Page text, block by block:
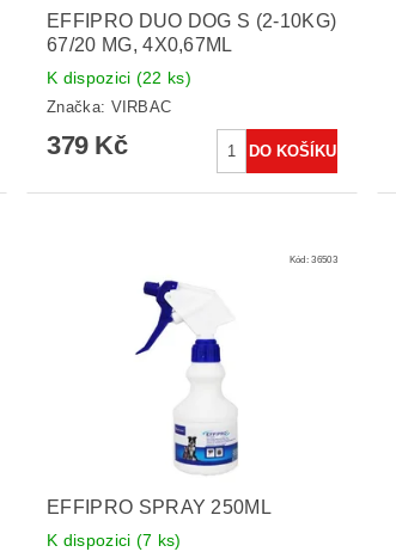
EFFIPRO DUO DOG S (2-10KG)
67/20 MG, 4X0,67ML
K dispozici (22 ks)
Značka: VIRBAC
379 Kč
Kód:36503
EFFIPRO SPRAY 250ML
K dispozici (7 ks)